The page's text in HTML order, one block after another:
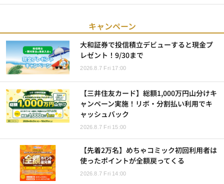
キャンペーン
大和証券で投信積立デビューすると現金プ
レゼント！9/30まで
2026.8.7 Fri 17:00
【三井住友カード】総額1,000万円山分けキ
ャンペーン実施！リボ・分割払い利用でキ
ャッシュバック
2026.8.7 Fri 15:00
【先着2万名】めちゃコミック初回利用者は
使ったポイントが全額戻ってくる
2026.8.7 Fri 14:00